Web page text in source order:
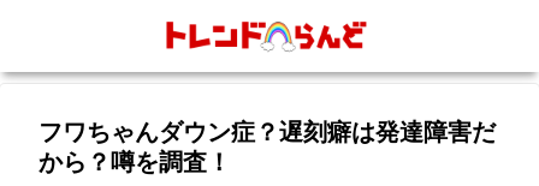
フワちゃんダウン症？遅刻癖は発達障害だ
から？噂を調査！